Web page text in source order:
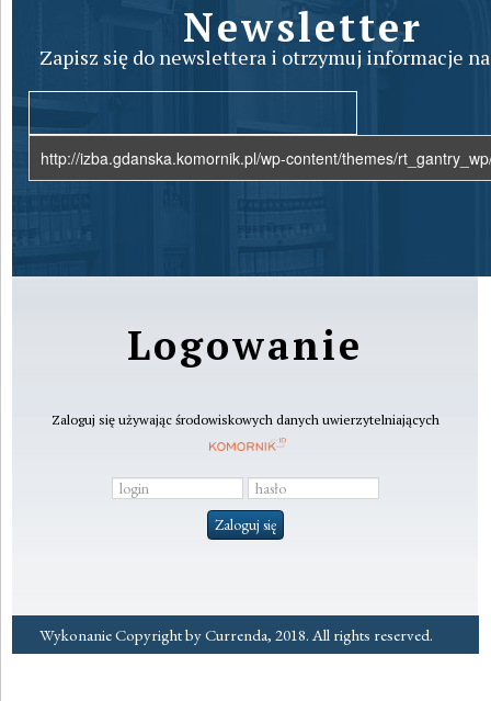
Newsletter
Zapisz się do newslettera i otrzymuj informacje
Logowanie
Zaloguj się używając środowiskowych danych uwierzytelniających
Wykonanie Copyright by Currenda, 2018. All rights reserved.